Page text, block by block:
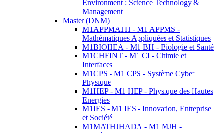
Environment : Science Technology &
Management
Master (DNM)
M1APPMATH - M1 APPMS -
Mathématiques Appliquées et Statistiques
M1BIOHEA - M1 BH - Biologie et Santé
M1CHEINT - M1 CI - Chimie et
Interfaces
M1CPS - M1 CPS - Système Cyber
Physique
M1HEP - M1 HEP - Physique des Hautes
Energies
M1IES - M1 IES - Innovation, Entreprise
et Société
M1MATHJHADA - M1 MJH -